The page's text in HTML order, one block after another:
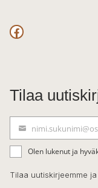
Facebook
Tilaa
ä
h
k
Olen lukenut ja
Tilaa uutiskirjeemme